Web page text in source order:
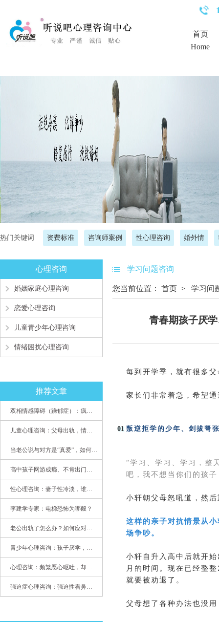
<%Response.Status="404 Moved Permanently"%>
首页
Home
热门关键词 资费标准 咨询师案例 性心理咨询 婚外情
心理咨询
婚姻家庭心理咨询
恋爱心理咨询
儿童青少年心理咨询
情绪困扰心理咨询
推荐文章
双相情感障碍（躁郁症）：疯子如何走向天才
儿童心理咨询：父母出轨，情感混乱孩子内心的隐秘
当老公说与对方是“真爱”，如何挽救婚姻？(始篇)
高中孩子网游成瘾、不肯出门，家长该怎么办？
性心理咨询：妻子性冷淡，谁之过
李建学专家：电梯恐怖为哪般？
老公出轨了怎么办？如何应对老公出轨？——婚姻心理专家为您支招
青少年心理咨询：孩子厌学，整天沉迷手机，网络成瘾，怎么办?
心理咨询：频繁恶心呕吐，却无身体异常
强迫症心理咨询：强迫性看鼻尖，害我无法学习
学习问题咨询
您当前位置： 首页 > 学习问
青春期孩子厌
每到开学季，就有很多
家长们非常着急，希望
01 叛逆拒学的少年 、剑拔弩
“学习、学习、学习，整
吧，我不想当你们的孩子
小轩朝父母怒吼道，然
这样的亲子对抗情景从
场争吵。
小轩自升入高中后就开
月的时间。现在已经整
就要被劝退了。
父母想了各种办法也没